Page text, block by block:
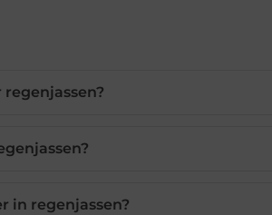
in regenjassen?